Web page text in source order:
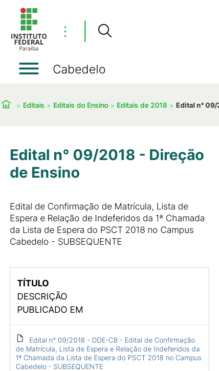
⋮
Cabedelo
Editais Editais do Ensino Editais de 2018 Edital n°
Edital n° 09/2018 - Direção
de Ensino
Edital de Confirmação de Matrícula, Lista de
Espera e Relação de Indeferidos da 1ª Chamada
da Lista de Espera do PSCT 2018 no Campus
Cabedelo - SUBSEQUENTE
TÍTULO
DESCRIÇÃO
PUBLICADO EM
Edital n° 09/2018 - DDE-CB - Edital de Confirmação
de Matrícula, Lista de Espera e Relação de Indeferidos da
1ª Chamada da Lista de Espera do PSCT 2018 no Campus
Cabedelo - SUBSEQUENTE